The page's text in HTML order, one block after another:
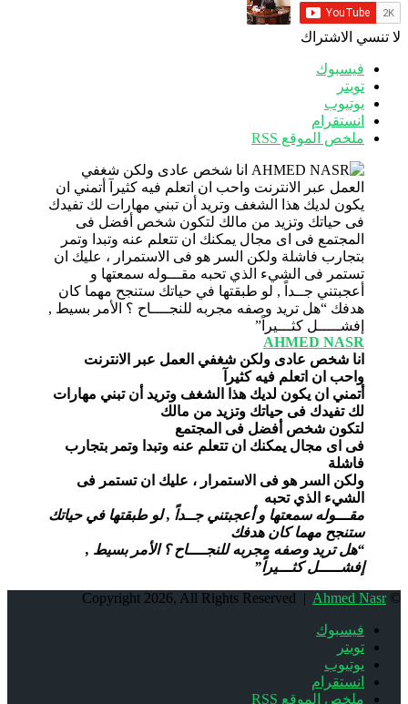
لا تنسي الاشتراك
فيسبوك
تويتر
يوتيوب
انستقرام
ملخص الموقع RSS
AHMED NASR
انا شخص عادى ولكن شغفي العمل عبر الانترنت
واحب ان اتعلم فيه كثيرآ
أتمني ان يكون لديك هذا الشغف وتريد أن تبني مهارات
لك تفيدك فى حياتك وتزيد من مالك
لتكون شخص أفضل فى المجتمع
فى اى مجال يمكنك ان تتعلم عنه وتبدا وتمر بتجارب
فاشلة
ولكن السر هو فى الاستمرار ، عليك ان تستمر فى
الشيء الذي تحبه
مقـــوله سمعتها و أعجبتني جــداً , لو طبقتها في حياتك
ستنجح مهما كان هدفك
“هل تريد وصفه مجربه للنجــــاح ؟ الأمر بسيط ,
إفشـــــل كثـــيراً”
© Copyright 2026, All Rights Reserved |
Ahmed Nasr
فيسبوك
تويتر
يوتيوب
انستقرام
ملخص الموقع RSS